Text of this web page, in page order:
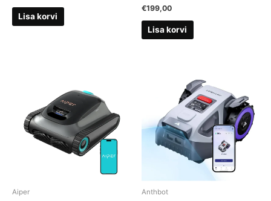
Lisa korvi
€199,00
Lisa korvi
Aiper Anthbot